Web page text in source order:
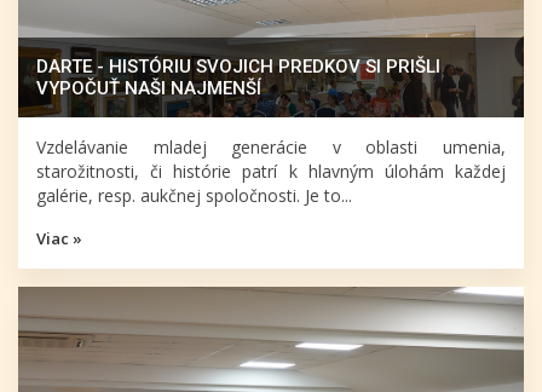
DARTE - HISTÓRIU SVOJICH PREDKOV SI PRIŠLI
VYPOČUŤ NAŠI NAJMENŠÍ
Vzdelávanie mladej generácie v oblasti umenia,
starožitnosti, či histórie patrí k hlavným úlohám každej
galérie, resp. aukčnej spoločnosti. Je to...
Viac »